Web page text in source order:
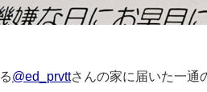
@ed_prvttさんの家に届いた一通